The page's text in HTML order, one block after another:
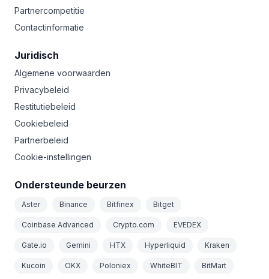
Partnercompetitie
Contactinformatie
Juridisch
Algemene voorwaarden
Privacybeleid
Restitutiebeleid
Cookiebeleid
Partnerbeleid
Cookie-instellingen
Ondersteunde beurzen
Aster Binance Bitfinex Bitget
Coinbase Advanced Crypto.com EVEDEX
Gate.io Gemini HTX Hyperliquid Kraken
Kucoin OKX Poloniex WhiteBIT BitMart